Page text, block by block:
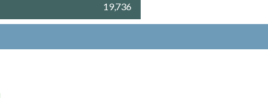
19,736